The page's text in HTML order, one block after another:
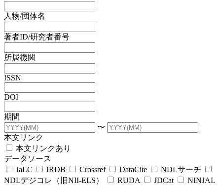
人物/団体名
著者ID/研究者番号
所属機関
ISSN
DOI
期間
〜
本文リンク
本文リンクあり
データソース
JaLC
IRDB Crossref DataCite
NDLサーチ
NDLデジコレ（旧NII-ELS）
RUDA JDCat
NINJAL